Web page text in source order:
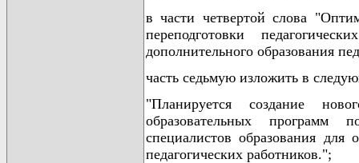
в части четвертой слова
переподготовки
дополнительного образования
часть седьмую изложить в
"Планируется создание
образовательных программ
специалистов образования для
педагогических работников.";